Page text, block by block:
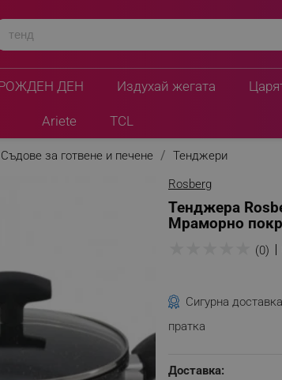
РОЖДЕН ДЕН Издухай жегата
Ariete TCL
Съдове за готвене и печене
Тенджери
Rosberg
Тенджера
Мраморно
(0)
Сигурна доставка
пратка
Доставка: